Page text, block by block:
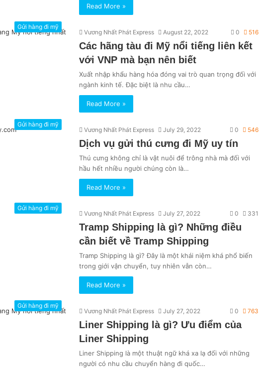
Read More »
Gửi hàng đi mỹ
Vương Nhất Phát Express August 22, 2022 0 516
Các hãng tàu đi Mỹ nổi tiếng liên kết
với VNP mà bạn nên biết
Xuất nhập khẩu hàng hóa đóng vai trò quan trọng đối với
ngành kinh tế. Đặc biệt là nhu cầu…
Read More »
Gửi hàng đi mỹ
Vương Nhất Phát Express July 29, 2022 0 546
Dịch vụ gửi thú cưng đi Mỹ uy tín
Thú cưng không chỉ là vật nuôi để trông nhà mà đối với
hầu hết nhiều người chúng còn là…
Read More »
Gửi hàng đi mỹ
Vương Nhất Phát Express July 27, 2022 0 331
Tramp Shipping là gì? Những điều
cần biết về Tramp Shipping
Tramp Shipping là gì? Đây là một khái niệm khá phổ biến
trong giới vận chuyển, tuy nhiên vẫn còn…
Read More »
Gửi hàng đi mỹ
Vương Nhất Phát Express July 27, 2022 0 763
Liner Shipping là gì? Ưu điểm của
Liner Shipping
Liner Shipping là một thuật ngữ khá xa lạ đối với những
người có nhu cầu chuyển hàng đi quốc…